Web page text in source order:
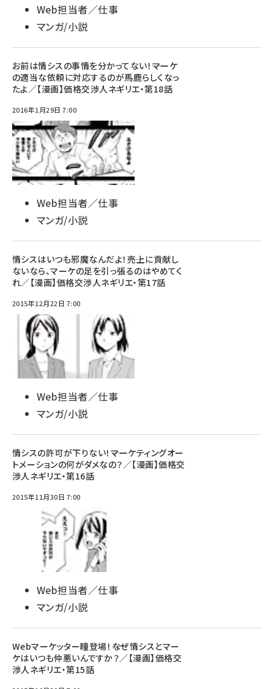
Web担当者／仕事
マンガ/小説
お前は情シスの事情を分かってない！――マーケ
の適当な依頼に対応するのが馬鹿らしくなっ
たよ／【漫画】価格交渉人ネギリエ・第18話
2016年1月29日 7:00
Web担当者／仕事
マンガ/小説
情シスはいつも邪魔なんだよ！――売上に貢献し
ないなら、マーケの足を引っ張るのはやめてく
れ／【漫画】価格交渉人ネギリエ・第17話
2015年12月22日 7:00
Web担当者／仕事
マンガ/小説
情シスの許可が下りない！――マーケティングオー
トメーションの何がダメなの？／【漫画】価格交
渉人ネギリエ・第16話
2015年11月30日 7:00
Web担当者／仕事
マンガ/小説
Webマーケッター瞳登場！――なぜ情シスとマー
ケはいつも仲悪いんですか？／【漫画】価格交
渉人ネギリエ・第15話